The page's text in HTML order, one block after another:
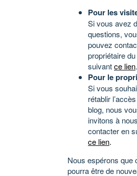
Pour les
Si vous avez
questions,
pouvez
propriétaire
suivantce lien.
Pour le
Si vous
rétablir
blog, nous
invitons à nous
contacter en
ce lien.
Nous espérons que
pourra être de